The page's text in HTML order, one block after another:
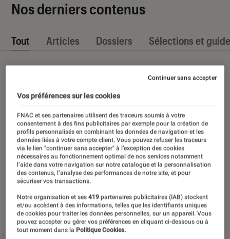
Nos derniers contenus
Tout Articles Dossiers Sélections et
Vos préférences sur les cookies
FNAC et ses partenaires utilisent des traceurs soumis à votre
consentement à des fins publicitaires par exemple pour la création de
profils personnalisés en combinant les données de navigation et les
données liées à votre compte client. Vous pouvez refuser les traceurs
via le lien "continuer sans accepter" à l’exception des cookies
nécessaires au fonctionnement optimal de nos services notamment
l’aide dans votre navigation sur notre catalogue et la personnalisation
des contenus, l’analyse des performances de notre site, et pour
sécuriser vos transactions.
Notre organisation et ses419 partenaires publicitaires (IAB) stockent
et/ou accèdent à des informations, telles que les identifiants uniques
de cookies pour traiter les données personnelles, sur un appareil. Vous
pouvez accepter ou gérer vos préférences en cliquant ci-dessous ou à
tout moment dans la Politique Cookies.
Continuer sans accepter